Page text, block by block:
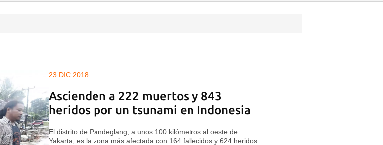
23 DIC 2018
Ascienden a 222 muertos y 843
heridos por un tsunami en Indonesia
El distrito de Pandeglang, a unos 100 kilómetros al oeste de
Yakarta, es la zona más afectada con 164 fallecidos y 624 heridos